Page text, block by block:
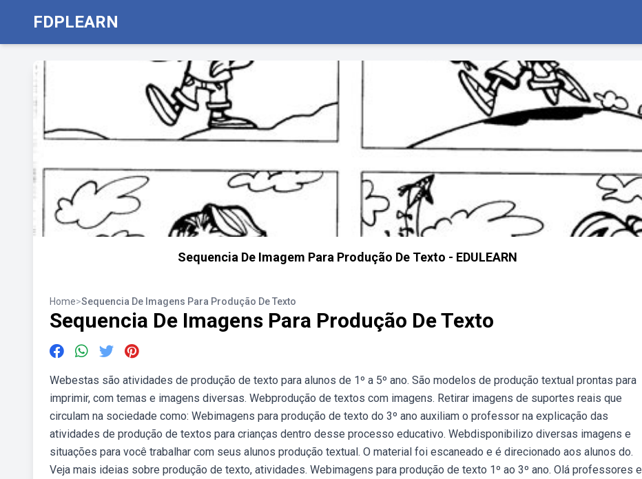
FDPLEARN
Sequencia De Imagem Para Produção De Texto - EDULEARN
Home>Sequencia De Imagens Para Produção De Texto
Sequencia De Imagens Para Produção De Texto
Webestas são atividades de produção de texto para alunos de 1º a 5º ano. São modelos de produção textual prontas para
imprimir, com temas e imagens diversas. Webprodução de textos com imagens. Retirar imagens de suportes reais que
circulam na sociedade como: Webimagens para produção de texto do 3º ano auxiliam o professor na explicação das
atividades de produção de textos para crianças dentro desse processo educativo. Webdisponibilizo diversas imagens e
situações para você trabalhar com seus alunos produção textual. O material foi escaneado e é direcionado aos alunos do.
Veja mais ideias sobre produção de texto, atividades. Webimagens para produção de texto 1º ao 3º ano. Olá professores e